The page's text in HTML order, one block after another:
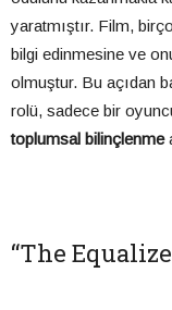
yaratmıştır. Film,
bilgi edinmesine ve
olmuştur. Bu açıdan
rolü, sadece bir
toplumsal bilinçlenme
“The